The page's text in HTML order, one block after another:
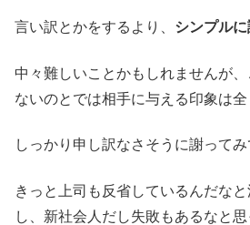
言い訳とかをするより、 シンプルに
中々難しいことかもしれませんが
ないのとでは相手に与える印象は全
しっかり申し訳なさそうに謝ってみ
きっと上司も反省しているんだな
し、新社会人だし失敗もあるなと思